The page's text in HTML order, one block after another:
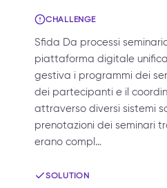
CHALLENGE
Sfida Da processi
piattaforma digitale
gestiva i programmi dei
dei partecipanti e il
attraverso diversi sistemi
prenotazioni dei seminari
erano compl…
SOLUTION